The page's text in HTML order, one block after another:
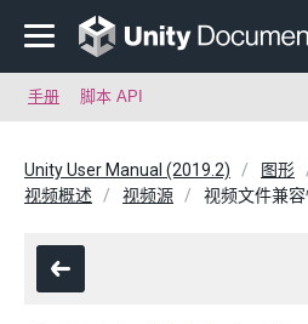
手册 脚本 API
Unity User Manual (2019.2) 图形
视频概述
视频源 视频文件兼容